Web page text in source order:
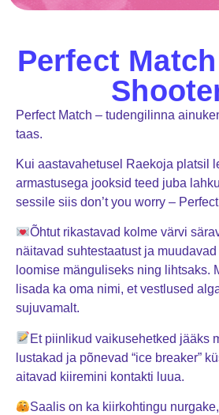
Perfect
Perfect Match – tudengilinna
taas.
Kui aastavahetusel Raekoja platsil
armastusega jooksid teed juba
sessile siis don’t you worry –
Õhtut rikastavad kolme värvi
näitavad suhtestaatust ja
loomise mänguliseks ning lihtsaks.
lisada ka oma nimi, et vestlused
sujuvamalt.
Et piinlikud vaikusehetked jääks
lustakad ja põnevad “ice breaker”
aitavad kiiremini kontakti luua.
Saalis on ka kiirkohtingu